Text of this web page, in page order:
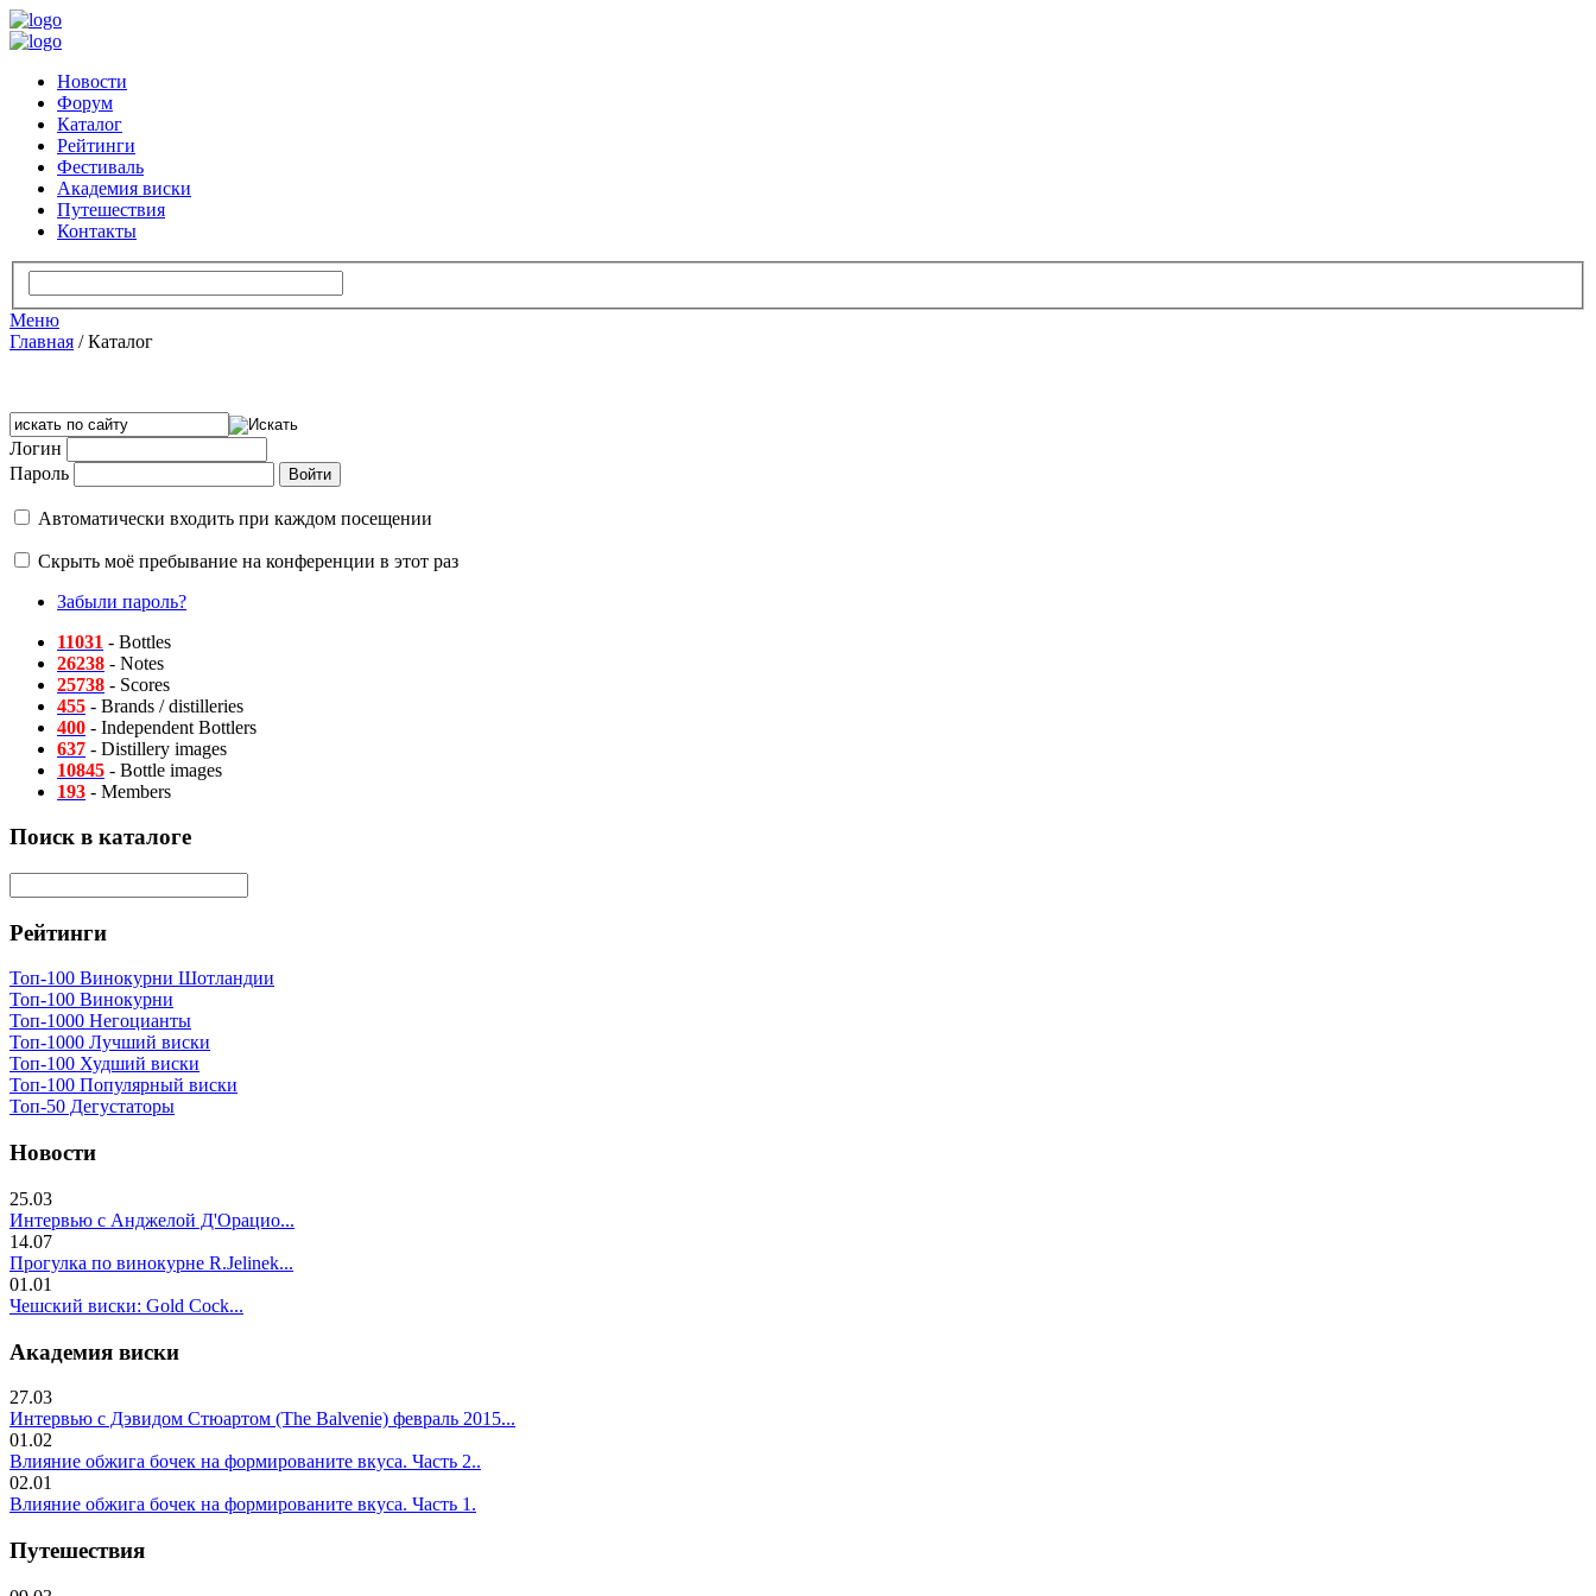
Новости
Форум
Каталог
Рейтинги
Фестиваль
Академия виски
Путешествия
Контакты
Меню
Главная /Каталог
Логин
Пароль
Автоматически входить при каждом посещении
Скрыть моё пребывание на конференции в этот раз
Забыли пароль?
11031 - Bottles
26238 - Notes
25738 - Scores
455 - Brands / distilleries
400 - Independent Bottlers
637 - Distillery images
10845 - Bottle images
193 - Members
Поиск в каталоге
Рейтинги
Топ-100 Винокурни Шотландии
Топ-100 Винокурни
Топ-1000 Негоцианты
Топ-1000 Лучший виски
Топ-100 Худший виски
Топ-100 Популярный виски
Топ-50 Дегустаторы
Новости
25.03
Интервью с Анджелой Д'Орацио...
14.07
Прогулка по винокурне R.Jelinek...
01.01
Чешский виски: Gold Cock...
Академия виски
27.03
Интервью с Дэвидом Стюартом (The Balvenie) февраль 2015...
01.02
Влияние обжига бочек на формированите вкуса. Часть 2..
02.01
Влияние обжига бочек на формированите вкуса. Часть 1.
Путешествия